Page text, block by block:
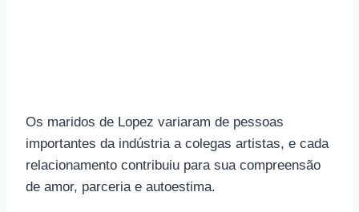
Os maridos de Lopez variaram de pessoas
importantes da indústria a colegas artistas, e cada
relacionamento contribuiu para sua compreensão
de amor, parceria e autoestima.